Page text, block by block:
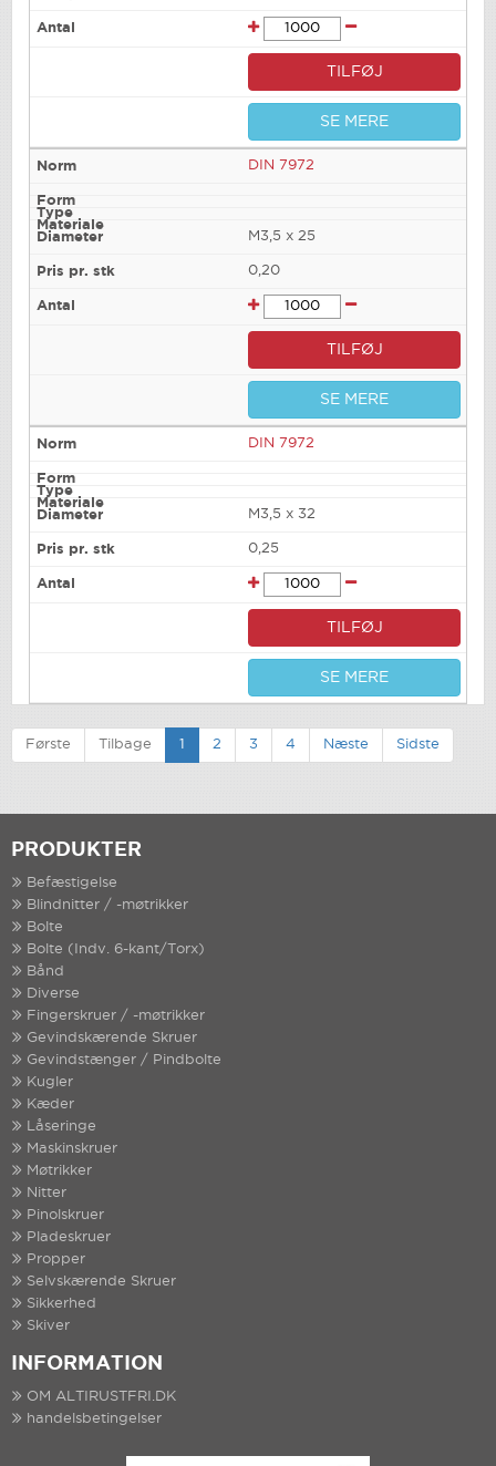
TILFØJ
SE MERE
DIN 7972
M3,5 x 25
0,20
TILFØJ
SE MERE
DIN 7972
M3,5 x 32
0,25
TILFØJ
SE MERE
Første Tilbage 1 2 3 4 Næste Sidste
PRODUKTER
Befæstigelse
Blindnitter / -møtrikker
Bolte
Bolte (Indv. 6-kant/Torx)
Bånd
Diverse
Fingerskruer / -møtrikker
Gevindskærende Skruer
Gevindstænger / Pindbolte
Kugler
Kæder
Låseringe
Maskinskruer
Møtrikker
Nitter
Pinolskruer
Pladeskruer
Propper
Selvskærende Skruer
Sikkerhed
Skiver
INFORMATION
OM ALTIRUSTFRI.DK
handelsbetingelser